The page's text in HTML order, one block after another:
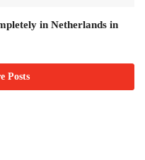
in Netherlands in
Posts